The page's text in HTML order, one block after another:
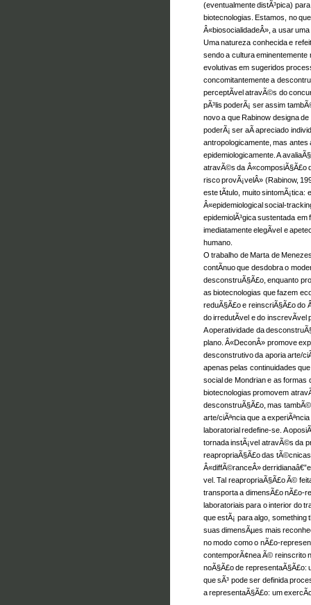
(eventualmente distÃ³pica)
biotecnologias. Estamos, no
Â«biosocialidadeÂ», a usar
Uma natureza conhecida e
sendo a cultura
evolutivas em sugeridos
concomitantemente a
perceptÃ­vel atravÃ©s do
pÃ³lis poderÃ¡ ser assim
novo a que Rabinow designa
poderÃ¡ ser aÃ­ apreciado
antropologicamente, mas antes
epidemiologicamente. A
atravÃ©s da Â«composiÃ§Ã£o
risco provÃ¡velÂ» (Rabinow,
este tÃ­tulo, muito sintomÃ¡tica:
Â«epidemiological social-
epidemiolÃ³gica sustentada
imediatamente elegÃ­vel e
humano.
O trabalho de Marta de
contÃ­nuo que desdobra o
desconstruÃ§Ã£o, enquanto
as biotecnologias que fazem
reduÃ§Ã£o e reinscriÃ§Ã£o do
do irredutÃ­vel e do inscrevÃ­vel
A operatividade da
plano. Â«DeconÂ» promove
desconstrutivo da aporia arte/
apenas pelas continuidades
social de Mondrian e as formas
biotecnologias promovem
desconstruÃ§Ã£o, mas
arte/ciÃªncia que a
laboratorial redefine-se. A
tornada instÃ¡vel atravÃ©s da
reapropriaÃ§Ã£o das
Â«diffÃ©ranceÂ»
vel. Tal reapropriaÃ§Ã£o Ã©
transporta a dimensÃ£o nÃ£o-
laboratoriais para o interior do
que estÃ¡ para algo,
suas dimensÃµes mais
no modo como o nÃ£o-
contemporÃ¢nea Ã© reinscrito
noÃ§Ã£o de representaÃ§Ã£o:
que sÃ³ pode ser definida
a representaÃ§Ã£o: um